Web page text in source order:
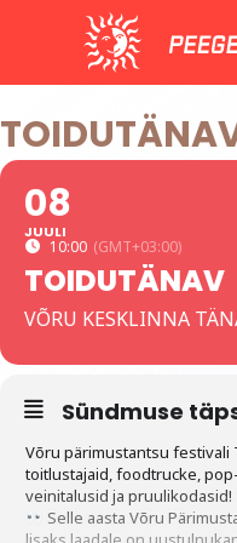
08
JUULI
10:00 (GMT+03:00)
TOIDUTÄNAV
VÕRU KESKLINNA
Sündmuse
Võru pärimustantsu festivali
toitlustajaid, foodtrucke,
veinitalusid ja pruulikodasid!
Selle aasta Võru